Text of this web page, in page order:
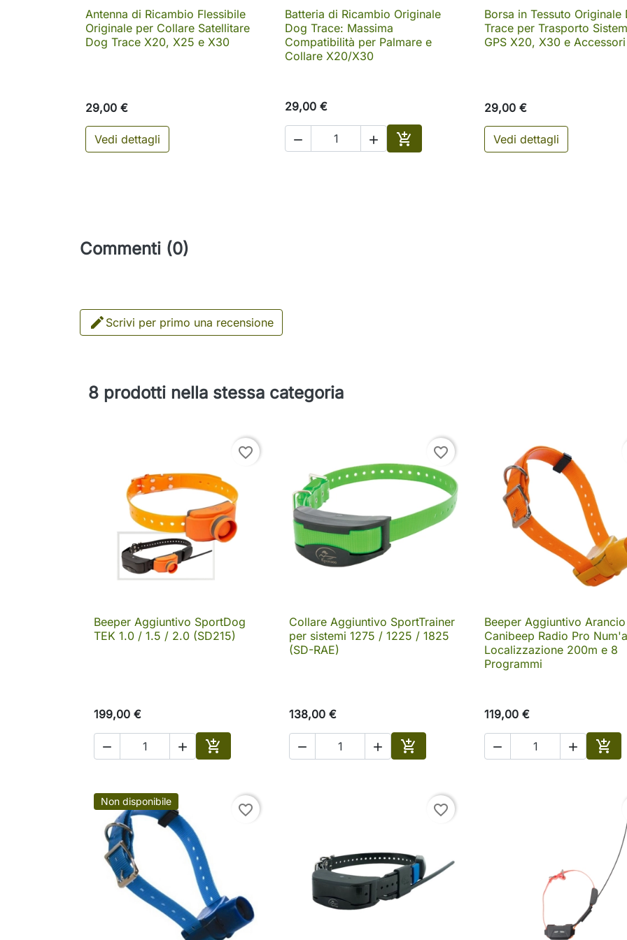
 Anteprima
Antenna di Ricambio Flessibile
Originale per Collare Satellitare
Dog Trace X20, X25 e X30
29,00 €
Vedi dettagli
 Anteprima
Batteria di Ricambio Originale
Dog Trace: Massima
Compatibilità per Palmare e
Collare X20/X30
29,00 €
  
Aggiungi al carrello
 Anteprima
Borsa in Tessuto Originale
Trace per Trasporto
GPS X20, X30 e Accessori
29,00 €
Vedi dettagli
Commenti (0)
 Scrivi per primo una recensione
8 prodotti nella stessa categoria
favorite_border
 Anteprima
Beeper Aggiuntivo SportDog
TEK 1.0 / 1.5 / 2.0 (SD215)
199,00 €
  
Aggiungi al carrello
favorite_border
 Anteprima
Collare Aggiuntivo SportTrainer
per sistemi 1275 / 1225 / 1825
(SD-RAE)
138,00 €
  
Aggiungi al carrello
 Anteprima
Beeper Aggiuntivo Arancio
Canibeep Radio Pro
Localizzazione 200m e 8
Programmi
119,00 €
  
Non disponibile favorite_border favorite_border